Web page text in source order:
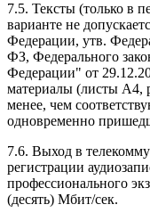
7.5. Тексты (только в
варианте не
Федерации, утв.
ФЗ, Федерального
Федерации" от
материалы (листы А4,
менее, чем
одновременно
7.6. Выход в
регистрации
профессионального
(десять) Мбит/сек.